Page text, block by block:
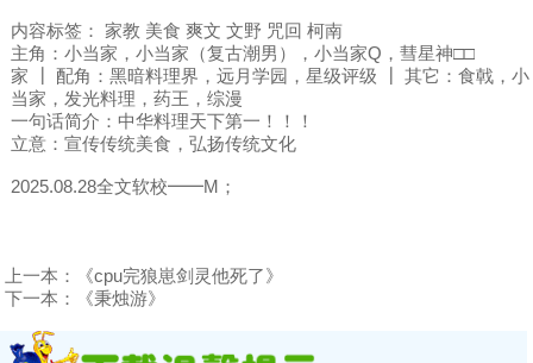
内容标签： 家教 美食 爽文 文野 咒回 柯南
主角：小当家，小当家（复古潮男），小当家Q，彗星神□□
家 ┃ 配角：黑暗料理界，远月学园，星级评级 ┃ 其它：食戟，小
当家，发光料理，药王，综漫
一句话简介：中华料理天下第一！！！
立意：宣传传统美食，弘扬传统文化
2025.08.28全文软校━━M；
上一本：
《cpu完狼崽剑灵他死了》
下一本：
《秉烛游》